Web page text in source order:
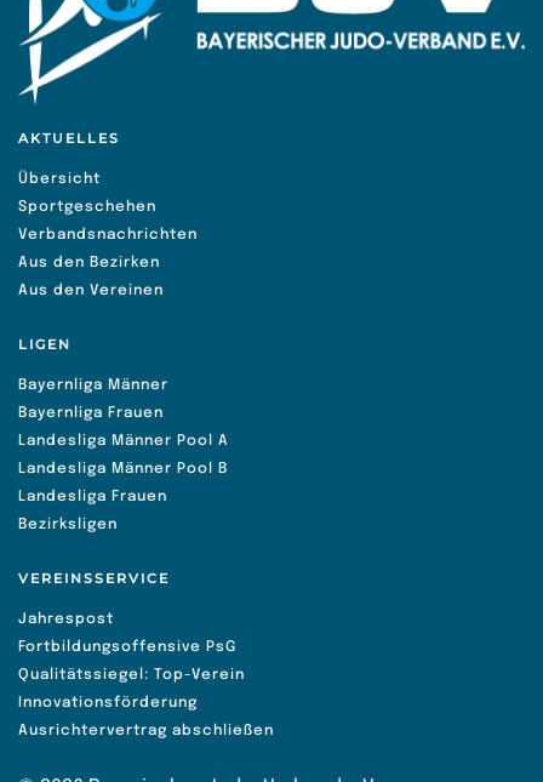
AKTUELLES
Übersicht
Sportgeschehen
Verbandsnachrichten
Aus den Bezirken
Aus den Vereinen
LIGEN
Bayernliga Männer
Bayernliga Frauen
Landesliga Männer Pool A
Landesliga Männer Pool B
Landesliga Frauen
Bezirksligen
VEREINSSERVICE
Jahrespost
Fortbildungsoffensive PsG
Qualitätssiegel: Top-Verein
Innovationsförderung
Ausrichtervertrag abschließen